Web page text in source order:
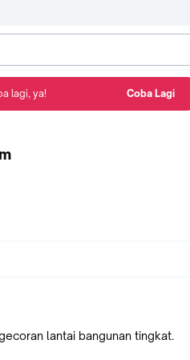
lantai bangunan tingkat.
lagi, ya! Coba Lagi